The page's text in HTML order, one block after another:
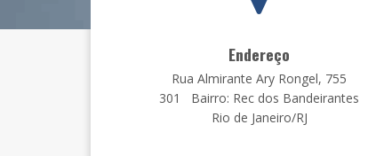
Endereço
Rua Almirante Ary Rongel, 755
301 Bairro: Rec dos Bandeirantes
Rio de Janeiro/RJ